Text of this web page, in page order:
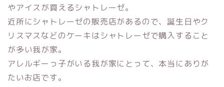
やアイスが買えるシャトレーゼ。
近所にシャトレーゼの販売店があるので、誕生日やク
リスマスなどのケーキはシャトレーゼで購入すること
が多い我が家。
アレルギーっ子がいる我が家にとって、本当にありが
たいお店です。